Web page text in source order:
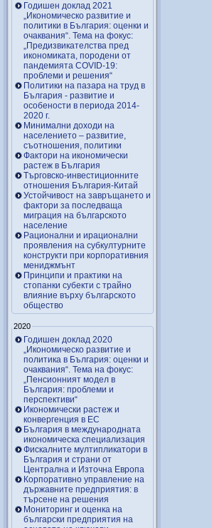
Годишен доклад 2021
„Икономическо развитие и
политики в България: оценки и
очаквания“. Тема на фокус:
„Предизвикателства пред
икономиката, породени от
пандемията COVID-19:
проблеми и решения“
Политики на пазара на труд в
България - развитие и
особености в периода 2014-
2020 г.
Минимални доходи на
населението – развитие,
съотношения, политики
Фактори на икономически
растеж в България
Търговско-инвестиционните
отношения България-Китай
Устойчивост на завръщането и
фактори за последваща
миграция на българското
население
Рационални и ирационални
проявления на субкултурните
конструкти при корпоративния
мениджмънт
Принципи и практики на
стопанки субекти с трайно
влияние върху българското
общество
2020
Годишен доклад 2020
„Икономическо развитие и
политика в България: оценки и
очаквания“. Тема на фокус:
„Пенсионният модел в
България: проблеми и
перспективи“
Икономически растеж и
конвергенция в ЕС
България в международната
икономическа специализация
Фискалните мултипликатори в
България и страни от
Централна и Източна Европа
Корпоративно управление на
държавните предприятия: в
търсене на решения
Мониторинг и оценка на
български предприятия на